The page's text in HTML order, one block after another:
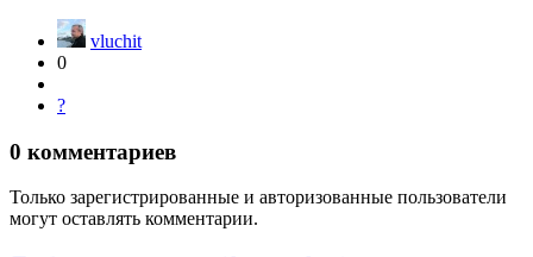
vluchit
0
?
0 комментариев
Только зарегистрированные и авторизованные пользователи
могут оставлять комментарии.